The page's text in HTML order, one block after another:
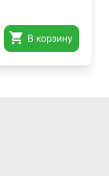
 В корзину